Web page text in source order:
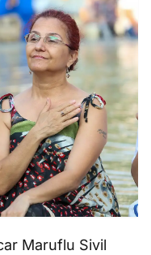
Maruflu Sivil